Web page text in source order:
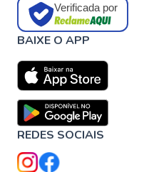
Verificada por
BAIXE O APP
REDES SOCIAIS